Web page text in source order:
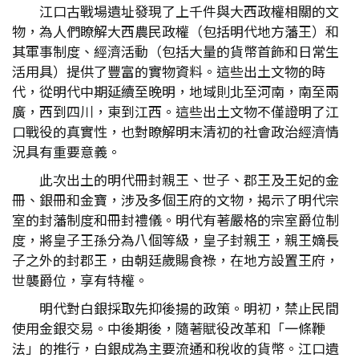
江口古戰場遺址發現了上千件與大西政權相關的文
物，為人們瞭解大西農民政權（包括明代地方藩王）和
其軍事制度、經濟活動（包括大量的貨幣首飾和日常生
活用具）提供了豐富的實物資料。這些出土文物的時
代，從明代中期延續至晚明，地域則北至河南，南至兩
廣，西到四川，東到江西。這些出土文物不僅證明了江
口戰役的真實性，也對瞭解明末清初的社會政治經濟情
況具有重要意義。
此次出土的明代冊封親王、世子、郡王及王妃的金
冊、銀冊和金寶，涉及多個王府的文物，揭示了明代宗
室的封藩制度和冊封禮儀。明代有著嚴格的宗室爵位制
度，將皇子王孫分為八個等級，皇子封親王，親王嫡長
子之外的封郡王，由朝廷歲賜食祿，在地方設置王府，
世襲爵位，享有特權。
明代對白銀採取先抑後揚的政策。明初，禁止民間
使用金銀交易。中後期後，隨著賦役改革和「一條鞭
法」的推行，白銀成為主要流通和稅收的貨幣。江口遺